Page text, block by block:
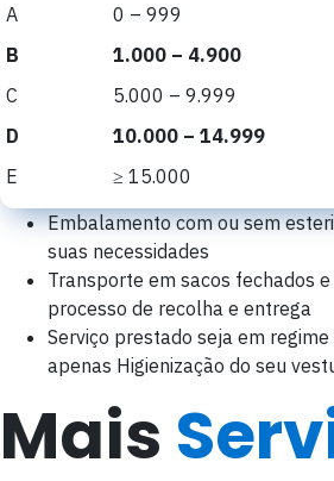
A
0 – 999
B
1.000 – 4.900
C
5.000 – 9.999
D
10.000 – 14.999
E
≥ 15.000
Embalamento com ou sem
suas necessidades
Transporte em sacos fechados
processo de recolha e entrega
Serviço prestado seja em
apenas Higienização do seu
Mais